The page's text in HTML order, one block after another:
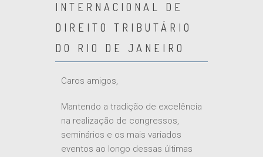
INTERNACIONAL DE
DIREITO TRIBUTÁRIO
DO RIO DE JANEIRO
Caros amigos,
Mantendo a tradição de excelência
na realização de congressos,
seminários e os mais variados
eventos ao longo dessas últimas